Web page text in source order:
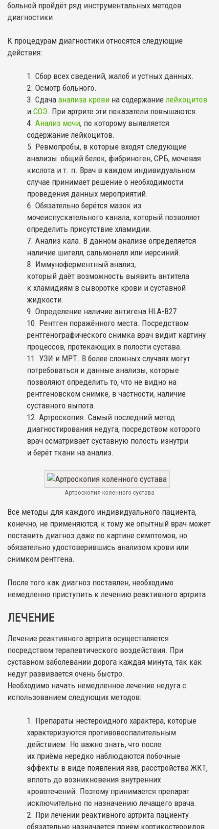
больной пройдёт ряд инструментальных методов
диагностики.
К процедурам диагностики относятся следующие
действия:
Сбор всех сведений, жалоб и устных данных.
Осмотр больного.
Сдача анализа крови на содержание лейкоцитов
и СОЭ. При артрите эти показатели повышаются.
Анализ мочи, по которому выявляется
содержание лейкоцитов.
Ревмопробы, в которые входят следующие
анализы: общий белок, фибриноген, СРБ, мочевая
кислота и т. п. Врач в каждом индивидуальном
случае принимает решение о необходимости
проведения данных мероприятий.
Обязательно берётся мазок из
мочеиспускательного канала, который позволяет
определить присутствие хламидии.
Анализ кала. В данном анализе определяется
наличие шигелл, сальмонелл или иерсиний.
Иммуноферментный анализ,
который даёт возможность выявить антитела
к хламидиям в сыворотке крови и суставной
жидкости.
Определение наличие антигена HLA-B27.
Рентген поражённого места. Посредством
рентгенографического снимка врач видит картину
процессов, протекающих в полости сустава.
УЗИ и МРТ. В более сложных случаях могут
потребоваться и данные анализы, которые
позволяют определить то, что не видно на
рентгеновском снимке, в частности, наличие
суставного выпота.
Артроскопия. Самый последний метод
диагностирования недуга, посредством которого
врач осматривает суставную полость изнутри
и берёт ткани на анализ.
Артроскопия коленного сустава
Все методы для каждого индивидуального пациента,
конечно, не применяются, к тому же опытный врач может
поставить диагноз даже по картине симптомов, но
обязательно удостоверившись анализом крови или
снимком рентгена.
После того как диагноз поставлен, необходимо
немедленно приступить к лечению реактивного артрита.
ЛЕЧЕНИЕ
Лечение реактивного артрита осуществляется
посредством терапевтического воздействия. При
суставном заболевании дорога каждая минута, так как
недуг развивается очень быстро.
Необходимо начать немедленное лечение недуга с
использованием следующих методов:
Препараты нестероидного характера, которые
характеризуются противовоспалительным
действием. Но важно знать, что после
их приёма нередко наблюдаются побочные
эффекты в виде появления язв, расстройства ЖКТ,
вплоть до возникновения внутренних
кровотечений. Поэтому принимается препарат
исключительно по назначению лечащего врача.
При лечении реактивного артрита пациенту
обязательно назначается приём кортикостероидов.